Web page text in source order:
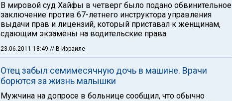
В мировой суд Хайфы в четверг было подано обвинительное
заключение против 67-летнего инструктора управления
выдачи прав и лицензий, который приставал к женщинам,
сдающим экзамены на водительские права.
23.06.2011 18:49 // В Израиле
Отец забыл семимесячную дочь в машине. Врачи
борются за жизнь малышки
Мужчина на допросе в больнице сообщил, что обычно